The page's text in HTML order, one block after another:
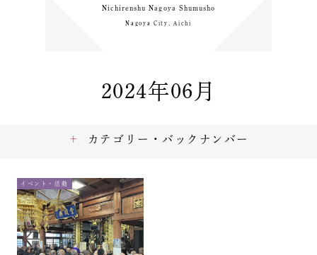
Nichirenshu Nagoya Shumusho
Nagoya City, Aichi
2024年06月
イベント・活動
カテゴリー・バックナンバー